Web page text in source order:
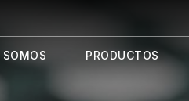
SOMOS PRODUCTOS